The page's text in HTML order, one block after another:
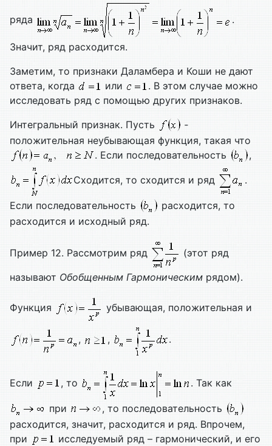
ряда .
Значит, ряд расходится.
Заметим, то признаки Даламбера и Коши не дают
ответа, когда
или
. В этом случае можно
исследовать ряд с помощью других признаков.
Интегральный признак. Пусть
‑
положительная неубывающая функция, такая что
. Если последовательность
,
Сходится, то сходится и ряд .
Если последовательность
расходится, то
расходится и исходный ряд.
Пример 12. Рассмотрим ряд
(этот ряд
называют Обобщенным Гармоническим рядом).
Функция убывающая, положительная и
, , .
Если , то . Так как
при
, то последовательность
расходится, значит, расходится и ряд. Впрочем,
при
исследуемый ряд – гармонический, и его